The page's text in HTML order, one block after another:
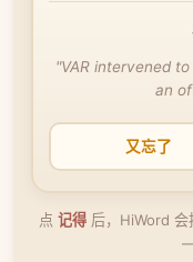
"VAR intervened
an
又忘了
点 记得后，HiWord 会